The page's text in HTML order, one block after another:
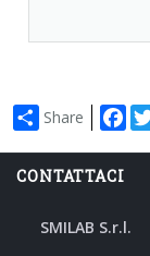
Share
CONTATTACI
SMILAB S.r.l.